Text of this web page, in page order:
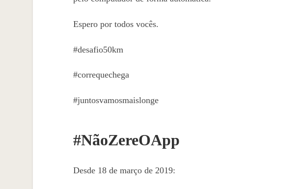
Espero por todos vocês.
#desafio50km
#correquechega
#juntosvamosmaislonge
#NãoZereOApp
Desde 18 de março de 2019: